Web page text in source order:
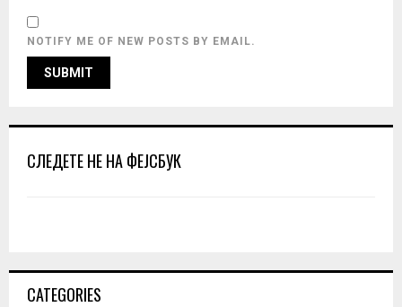
NOTIFY ME OF NEW POSTS BY EMAIL.
СЛЕДЕТЕ НЕ НА ФЕЈСБУК
CATEGORIES